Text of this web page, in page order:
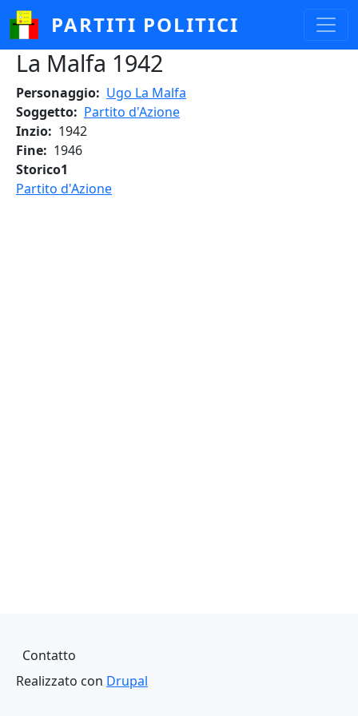
Salta al contenuto principale
PARTITI POLITICI
La Malfa 1942
Personaggio
Ugo La Malfa
Soggetto
Partito d'Azione
Inzio
1942
Fine
1946
Storico1
Partito d'Azione
Piè di pagina
Contatto
Realizzato con Drupal